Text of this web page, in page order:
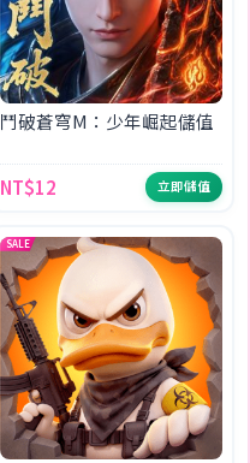
鬥破蒼穹M：少年崛起儲值
NT$12 立即儲值
SALE